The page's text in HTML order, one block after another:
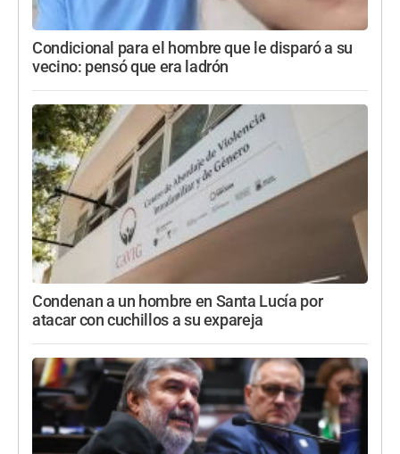
Condicional para el hombre que le disparó a su
vecino: pensó que era ladrón
Condenan a un hombre en Santa Lucía por
atacar con cuchillos a su expareja